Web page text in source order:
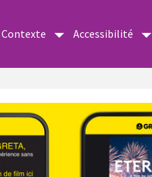
Contexte Accessibilité